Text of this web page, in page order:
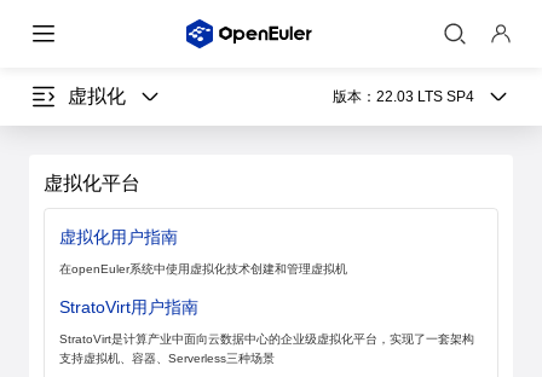
虚拟化 版本： 22.03 LTS SP4
虚拟化平台
虚拟化用户指南
在openEuler系统中使用虚拟化技术创建和管理虚拟机
StratoVirt用户指南
StratoVirt是计算产业中面向云数据中心的企业级虚拟化平台，实现了一套架构
支持虚拟机、容器、Serverless三种场景